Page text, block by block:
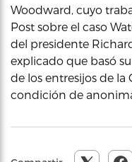
Woodward, cuyo
Post sobre el caso
del presidente
explicado que basó
de los entresijos de la
condición de